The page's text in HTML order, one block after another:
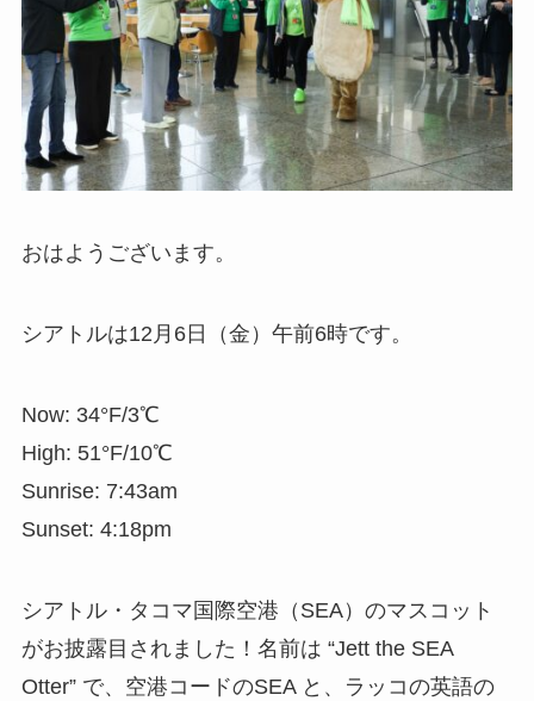
おはようございます。
シアトルは12月6日（金）午前6時です。
Now: 34°F/3℃
High: 51°F/10℃
Sunrise: 7:43am
Sunset: 4:18pm
シアトル・タコマ国際空港（SEA）のマスコット
がお披露目されました！名前は “Jett the SEA
Otter” で、空港コードのSEA と、ラッコの英語の